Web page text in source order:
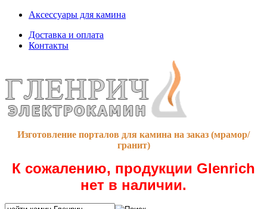
Аксессуары для камина
Доставка и оплата
Контакты
Изготовление порталов для камина на заказ (мрамор/
гранит)
К сожалению, продукции Glenrich
нет в наличии.